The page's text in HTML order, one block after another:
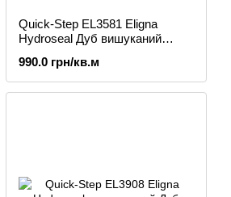
Quick-Step EL3581 Eligna
Hydroseal Дуб вишуканий
990.0 грн/кв.м